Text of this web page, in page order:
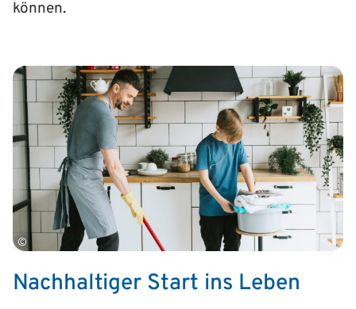
können.
©
Nachhaltiger Start ins Leben